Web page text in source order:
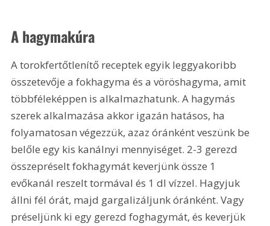
A hagymakúra
A torokfertőtlenítő receptek egyik leggyakoribb
összetevője a fokhagyma és a vöröshagyma, amit
többféleképpen is alkalmazhatunk. A hagymás
szerek alkalmazása akkor igazán hatásos, ha
folyamatosan végezzük, azaz óránként veszünk be
belőle egy kis kanálnyi mennyiséget. 2-3 gerezd
összepréselt fokhagymát keverjünk össze 1
evőkanál reszelt tormával és 1 dl vízzel. Hagyjuk
állni fél órát, majd gargalizáljunk óránként. Vagy
préseljünk ki egy gerezd foghagymát, és keverjük